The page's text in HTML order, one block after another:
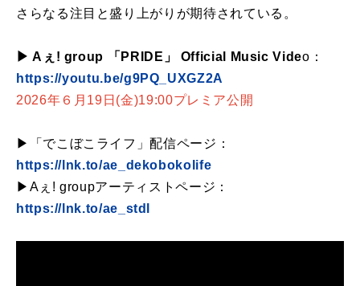
さらなる注目と盛り上がりが期待されている。
▶︎ Aぇ! group 「PRIDE」 Official Music Video：
https://youtu.be/g9PQ_UXGZ2A
2026年６月19日(金)19:00プレミア公開
▶「でこぼこライフ」配信ページ：
https://lnk.to/ae_dekobokolife
▶Aぇ! groupアーティストページ：
https://lnk.to/ae_stdl